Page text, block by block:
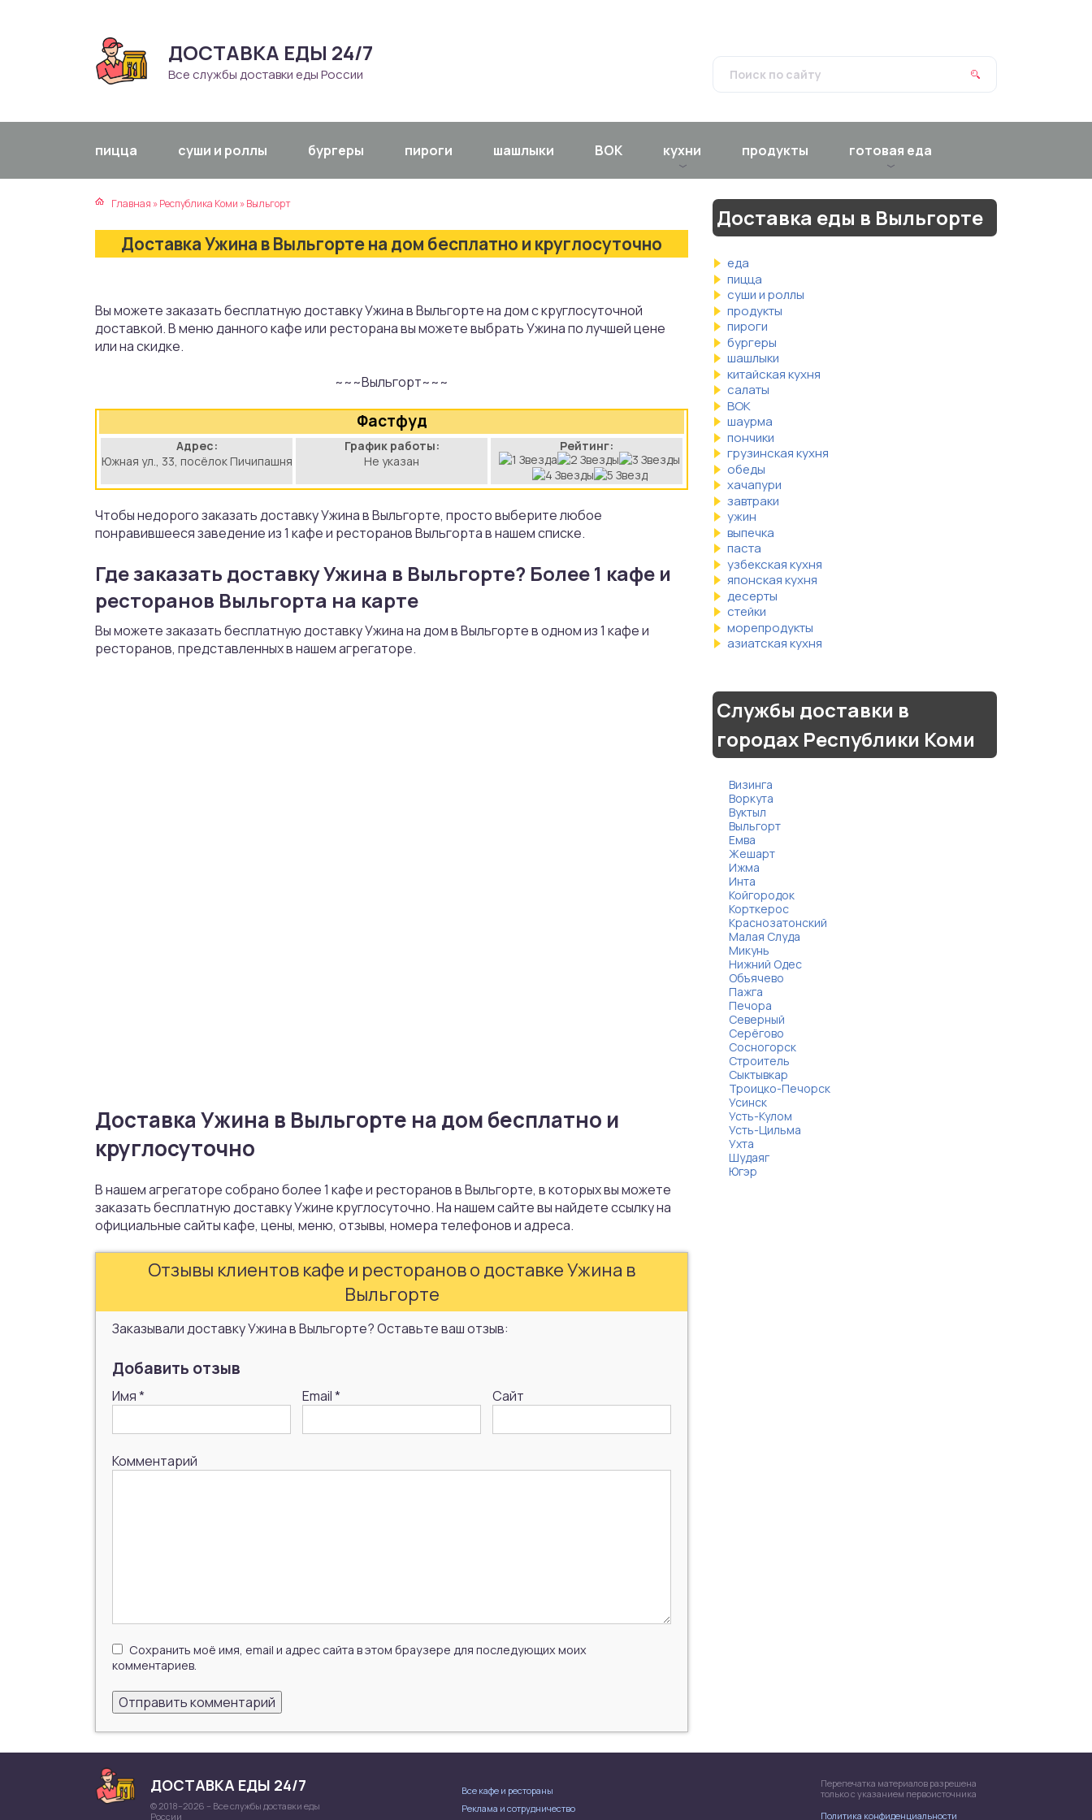
ДОСТАВКА ЕДЫ 24/7
Все службы доставки еды России
пицца суши и роллы бургеры пироги шашлыки ВОК кухни продукты готовая еда
Главная »Республика Коми »Выльгорт
Доставка Ужина в Выльгорте на дом бесплатно и круглосуточно
Вы можете заказать бесплатную доставку Ужина в Выльгорте на дом с круглосуточной
доставкой. В меню данного кафе или ресторана вы можете выбрать Ужина по лучшей цене
или на скидке.
~~~Выльгорт~~~
Фастфуд
Адрес:
Южная ул., 33, посёлок Пичипашня
График работы:
Не указан
Рейтинг:
Чтобы недорого заказать доставку Ужина в Выльгорте, просто выберите любое
понравившееся заведение из 1 кафе и ресторанов Выльгорта в нашем списке.
Где заказать доставку Ужина в Выльгорте? Более 1 кафе и
ресторанов Выльгорта на карте
Вы можете заказать бесплатную доставку Ужина на дом в Выльгорте в одном из 1 кафе и
ресторанов, представленных в нашем агрегаторе.
Доставка Ужина в Выльгорте на дом бесплатно и
круглосуточно
В нашем агрегаторе собрано более 1 кафе и ресторанов в Выльгорте, в которых вы можете
заказать бесплатную доставку Ужине круглосуточно. На нашем сайте вы найдете ссылку на
официальные сайты кафе, цены, меню, отзывы, номера телефонов и адреса.
Отзывы клиентов кафе и ресторанов о доставке Ужина в
Выльгорте
Заказывали доставку Ужина в Выльгорте? Оставьте ваш отзыв:
Добавить отзыв
Имя* Email* Сайт
Комментарий
Сохранить моё имя, email и адрес сайта в этом браузере для последующих моих
комментариев.
Доставка еды в Выльгорте
еда
пицца
суши и роллы
продукты
пироги
бургеры
шашлыки
китайская кухня
салаты
ВОК
шаурма
пончики
грузинская кухня
обеды
хачапури
завтраки
ужин
выпечка
паста
узбекская кухня
японская кухня
десерты
стейки
морепродукты
азиатская кухня
Службы доставки в
городах Республики Коми
Визинга
Воркута
Вуктыл
Выльгорт
Емва
Жешарт
Ижма
Инта
Койгородок
Корткерос
Краснозатонский
Малая Слуда
Микунь
Нижний Одес
Объячево
Пажга
Печора
Северный
Серёгово
Сосногорск
Строитель
Сыктывкар
Троицко-Печорск
Усинск
Усть-Кулом
Усть-Цильма
Ухта
Шудаяг
Югэр
ДОСТАВКА ЕДЫ 24/7
© 2018–2026 – Все службы доставки еды
России
Все кафе и рестораны
Реклама и сотрудничество
Перепечатка материалов разрешена
только с указанием первоисточника
Политика конфиденциальности
кухня